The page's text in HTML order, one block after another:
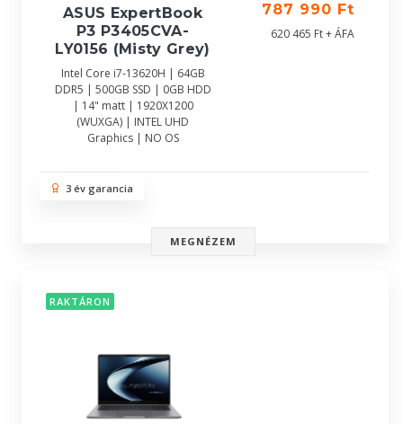
ASUS ExpertBook
P3 P3405CVA-
LY0156 (Misty Grey)
Intel Core i7-13620H | 64GB
DDR5 | 500GB SSD | 0GB HDD
| 14" matt | 1920X1200
(WUXGA) | INTEL UHD
Graphics | NO OS
787 990 Ft
620 465 Ft + ÁFA
3 év garancia
MEGNÉZEM
RAKTÁRON